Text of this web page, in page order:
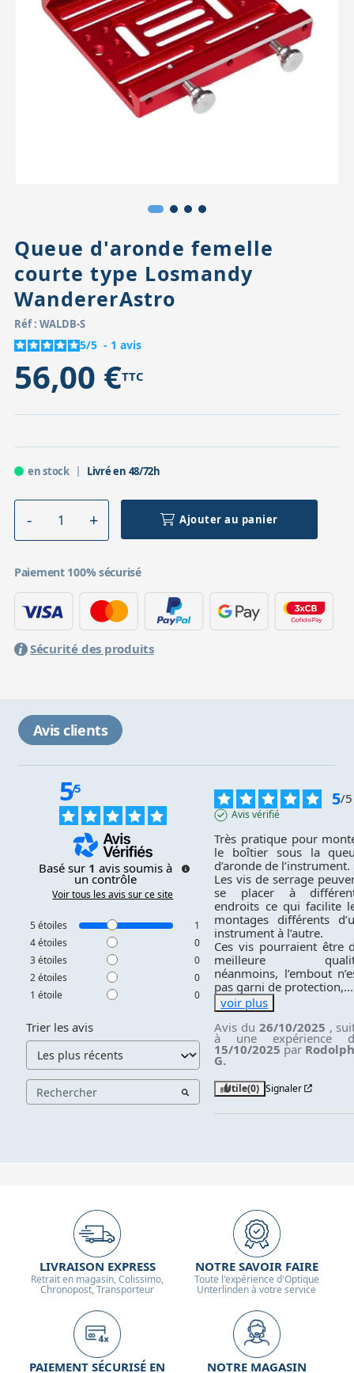
Accessoires pour montures
Têtes
Pièces détachées
Queue d'aronde femelle
courte type Losmandy
WandererAstro
Réf : WALDB-S
5/5 - 1 avis
56,00 €TTC
en stock Livré en 48/72h
Ajouter au panier
Paiement 100% sécurisé
Sécurité des produits
Avis clients
5/5
Basé sur 1 avis soumis à
un contrôle
Voir tous les avis sur ce site
5étoiles
1
4étoiles
0
3étoiles
0
2étoiles
0
1 étoile 0
Trier les avis
5/5
Avis vérifié
Très pratique pour
le boîtier sous la
d’aronde de l’instrument.
Les vis de serrage
se placer à
endroits ce qui facilite
montages différents
instrument à l’autre.
Ces vis pourraient être
meilleure
néanmoins, l’embout
pas garni de protection,...
voir plus
Avis du 26/10/2025 ,
à une expérience
15/10/2025 par
G.
Utile(0) Signaler
LIVRAISON EXPRESS
Retrait en magasin, Colissimo,
Chronopost, Transporteur
NOTRE SAVOIR FAIRE
Toute l'expérience d'Optique
Unterlinden à votre service
PAIEMENT SÉCURISÉ EN
NOTRE MAGASIN